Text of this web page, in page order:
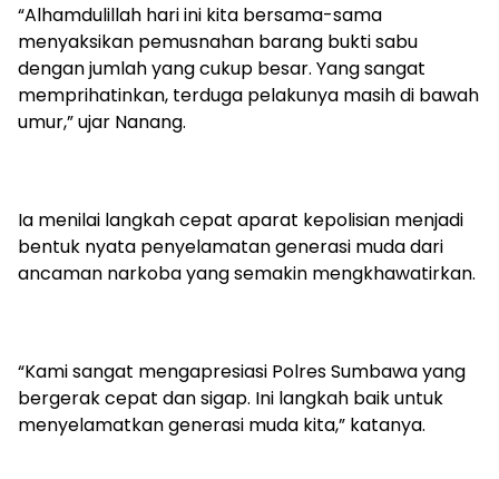
“Alhamdulillah hari ini kita bersama-sama
menyaksikan pemusnahan barang bukti sabu
dengan jumlah yang cukup besar. Yang sangat
memprihatinkan, terduga pelakunya masih di bawah
umur,” ujar Nanang.
Ia menilai langkah cepat aparat kepolisian menjadi
bentuk nyata penyelamatan generasi muda dari
ancaman narkoba yang semakin mengkhawatirkan.
“Kami sangat mengapresiasi Polres Sumbawa yang
bergerak cepat dan sigap. Ini langkah baik untuk
menyelamatkan generasi muda kita,” katanya.